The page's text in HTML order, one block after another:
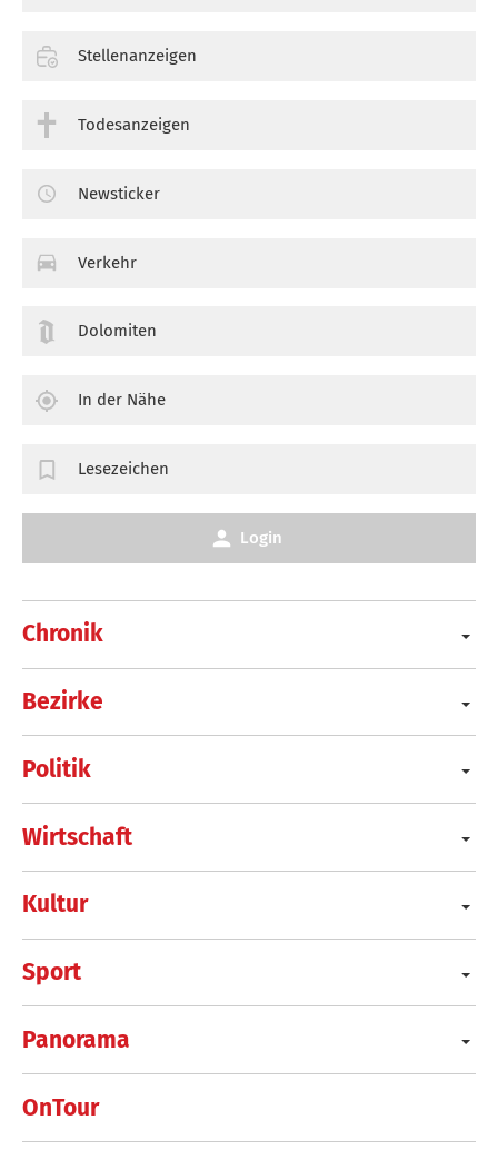
Chronik
Bezirke
Politik
Wirtschaft
Kultur
Sport
Panorama
OnTour
Stellenanzeigen
Todesanzeigen
Newsticker
Verkehr
Dolomiten
In der Nähe
Lesezeichen
Login